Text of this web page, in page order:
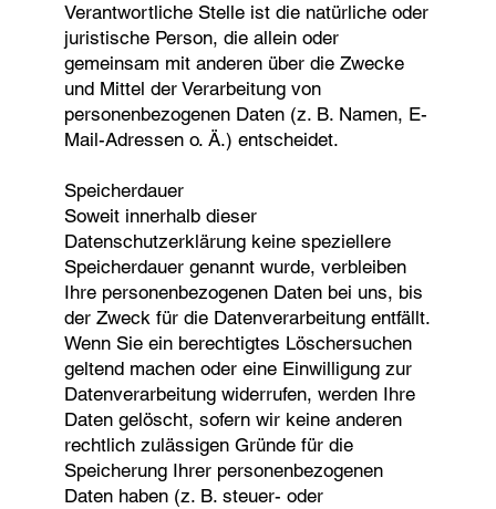
Verantwortliche Stelle ist die natürliche oder
juristische Person, die allein oder
gemeinsam mit anderen über die Zwecke
und Mittel der Verarbeitung von
personenbezogenen Daten (z. B. Namen, E-
Mail-Adressen o. Ä.) entscheidet.
Speicherdauer
Soweit innerhalb dieser
Datenschutzerklärung keine speziellere
Speicherdauer genannt wurde, verbleiben
Ihre personenbezogenen Daten bei uns, bis
der Zweck für die Datenverarbeitung entfällt.
Wenn Sie ein berechtigtes Löschersuchen
geltend machen oder eine Einwilligung zur
Datenverarbeitung widerrufen, werden Ihre
Daten gelöscht, sofern wir keine anderen
rechtlich zulässigen Gründe für die
Speicherung Ihrer personenbezogenen
Daten haben (z. B. steuer- oder